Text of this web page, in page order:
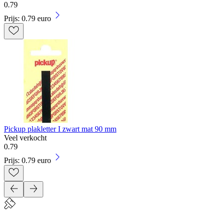
0.79
Prijs: 0.79 euro
Pickup plakletter I zwart mat 90 mm
Veel verkocht
0.79
Prijs: 0.79 euro